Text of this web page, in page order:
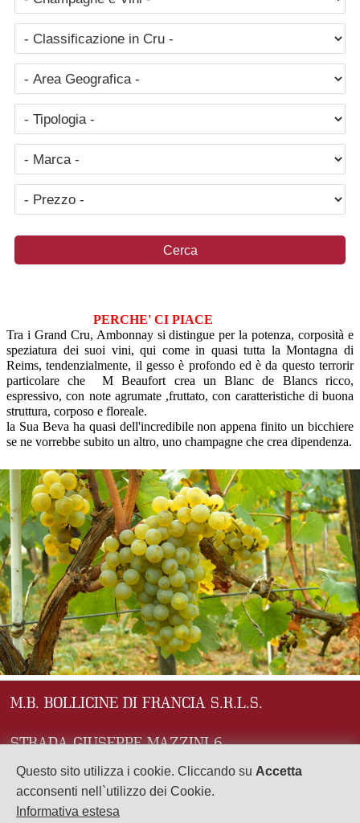
Questo sito utilizza i cookie. Cliccando su Accetta
acconsenti nell`utilizzo dei Cookie.
Informativa estesa
PERCHE' CI PIACE
Tra i Grand Cru, Ambonnay si distingue per la potenza, corposità e
speziatura dei suoi vini, qui come in quasi tutta la Montagna di
Reims, tendenzialmente, il gesso è profondo ed è da questo terrorir
particolare che M Beaufort crea un Blanc de Blancs ricco,
espressivo, con note agrumate ,fruttato, con caratteristiche di buona
struttura, corposo e floreale.
la Sua Beva ha quasi dell'incredibile non appena finito un bicchiere
se ne vorrebbe subito un altro, uno champagne che crea dipendenza.
M.B. BOLLICINE DI FRANCIA S.R.L.S.
STRADA GIUSEPPE MAZZINI 6
43121 PARMA (PR)
P.Iva: 02941690345